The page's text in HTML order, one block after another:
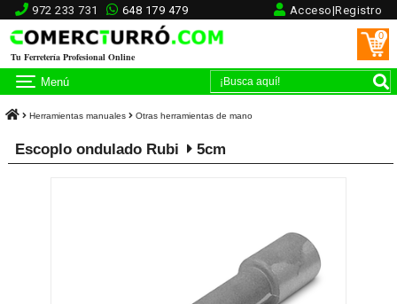
972 233 731 648 179 479 Acceso|Registro
Tu Ferretería Profesional Online
0
Menú
Herramientas manuales Otras herramientas de mano
Escoplo ondulado Rubi 5cm